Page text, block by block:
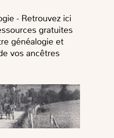
- Retrouvez ici
gratuites
généalogie et
vos ancêtres